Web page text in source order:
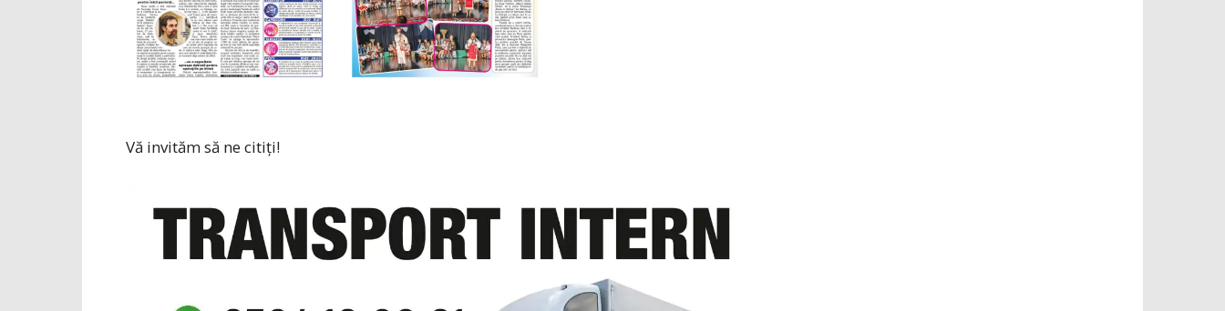
Vă invităm să ne citiți!